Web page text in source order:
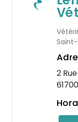
2